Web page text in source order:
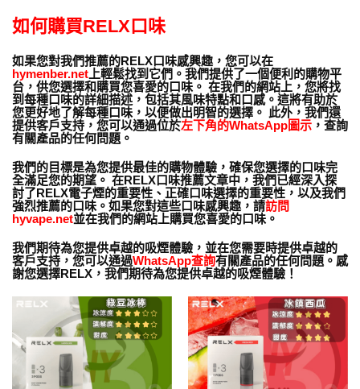
如何購買RELX口味
如果您對我們推薦的RELX口味感興趣，您可以在
hymenber.net 上輕鬆找到它們。我們提供了一個便利的購物平
台，供您選擇和購買您喜愛的口味。 在我們的網站上，您將找
到每種口味的詳細描述，包括其風味特點和口感。這將有助於
您更好地了解每種口味，以便做出明智的選擇。 此外，我們還
提供客戶支持，您可以通過位於左下角的WhatsApp圖示 ，查詢
有關產品的任何問題。
我們的目標是為您提供最佳的購物體驗，確保您選擇的口味完
全滿足您的期望。 在RELX口味推薦文章中，我們已經深入探
討了RELX電子煙的重要性、正確口味選擇的重要性，以及我們
強烈推薦的口味。如果您對這些口味感興趣，請訪問
hyvape.net並在我們的網站上購買您喜愛的口味。
我們期待為您提供卓越的吸煙體驗，並在您需要時提供卓越的
客戶支持，您可以通過WhatsApp查詢有關產品的任何問題。感
謝您選擇RELX，我們期待為您提供卓越的吸煙體驗！